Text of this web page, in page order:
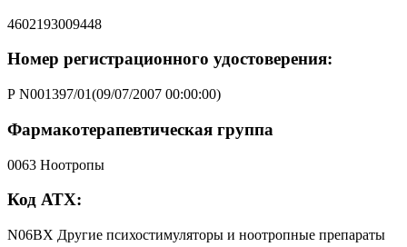
4602193009448
Номер регистрационного удостоверения:
Р N001397/01(09/07/2007 00:00:00)
Фармакотерапевтическая группа
0063 Ноотропы
Код АТХ:
N06BX Другие психостимуляторы и ноотропные препараты